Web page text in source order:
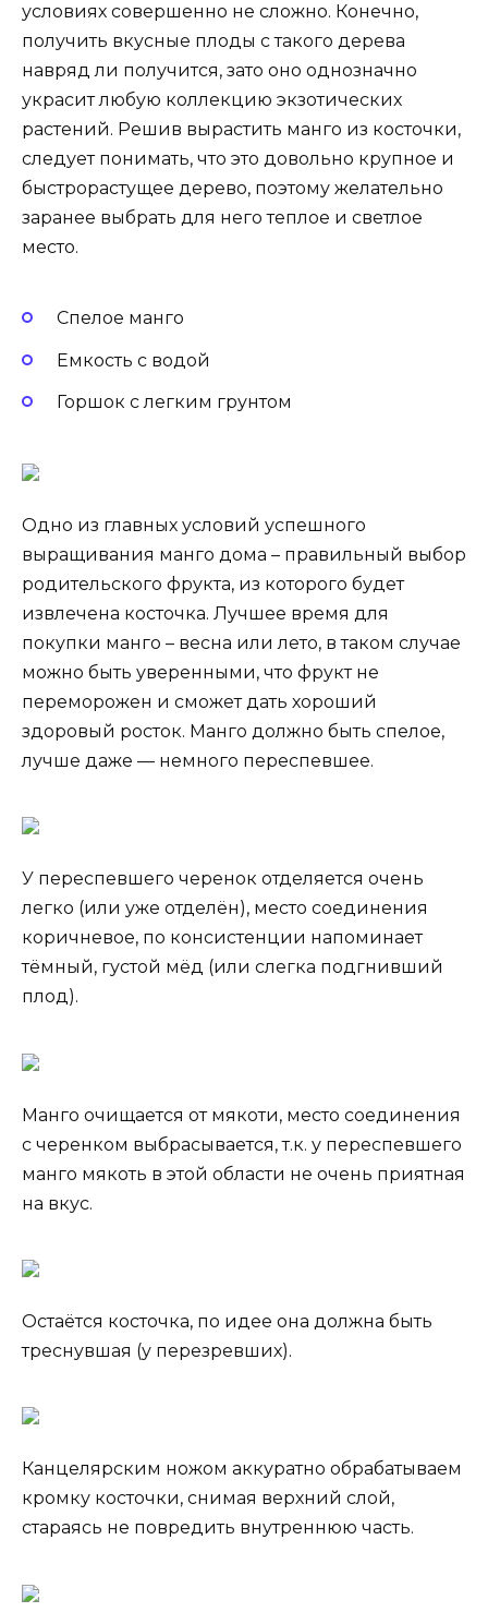
условиях совершенно не сложно. Конечно,
получить вкусные плоды с такого дерева
навряд ли получится, зато оно однозначно
украсит любую коллекцию экзотических
растений. Решив вырастить манго из косточки,
следует понимать, что это довольно крупное и
быстрорастущее дерево, поэтому желательно
заранее выбрать для него теплое и светлое
место.
Спелое манго
Емкость с водой
Горшок с легким грунтом
Одно из главных условий успешного
выращивания манго дома – правильный выбор
родительского фрукта, из которого будет
извлечена косточка. Лучшее время для
покупки манго – весна или лето, в таком случае
можно быть уверенными, что фрукт не
переморожен и сможет дать хороший
здоровый росток. Манго должно быть спелое,
лучше даже — немного переспевшее.
У переспевшего черенок отделяется очень
легко (или уже отделён), место соединения
коричневое, по консистенции напоминает
тёмный, густой мёд (или слегка подгнивший
плод).
Манго очищается от мякоти, место соединения
с черенком выбрасывается, т.к. у переспевшего
манго мякоть в этой области не очень приятная
на вкус.
Остаётся косточка, по идее она должна быть
треснувшая (у перезревших).
Канцелярским ножом аккуратно обрабатываем
кромку косточки, снимая верхний слой,
стараясь не повредить внутреннюю часть.